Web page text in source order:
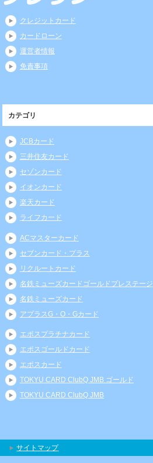
クレジットカード
カードローン
運営者情報
免責事項
カテゴリ
JCBカード
三井住友カード
セゾンカード
イオンカード
楽天カード
ライフカード
ACマスターカード
セブンカード・プラス
リクルートカード
名鉄ミューズカードゴールドプレステージ
名鉄ミューズカード
アプラスG・O・Gカード
エポスプラチナカード
エポスゴールドカード
エポスカード
TOKYU CARD ClubQ JMB ゴールド
TOKYU CARD ClubQ JMB
サイトマップ